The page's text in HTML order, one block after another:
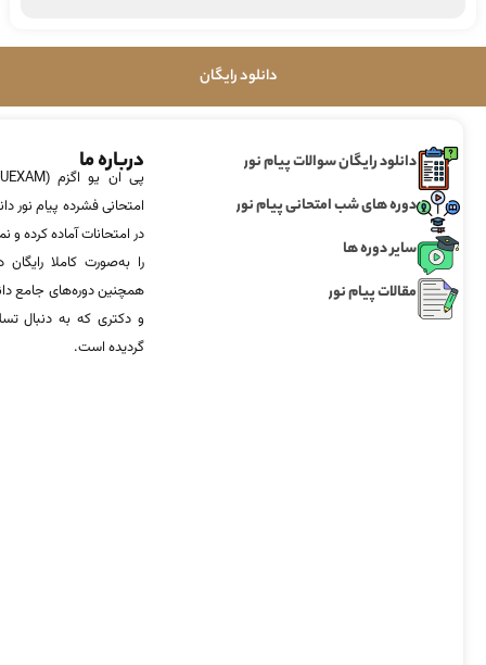
دانلود رایگان
دانلود رایگان سوالات پیام نور
دوره های شب امتحانی پیام نور
سایر دوره ها
مقالات پیام نور
درباره ما
امتحانی فشرده پیام نور
در امتحانات آماده‌ کرده
را به‌صورت کاملا
همچنین دوره‌های جامع
و دکتری که به دنبال
گردیده است.